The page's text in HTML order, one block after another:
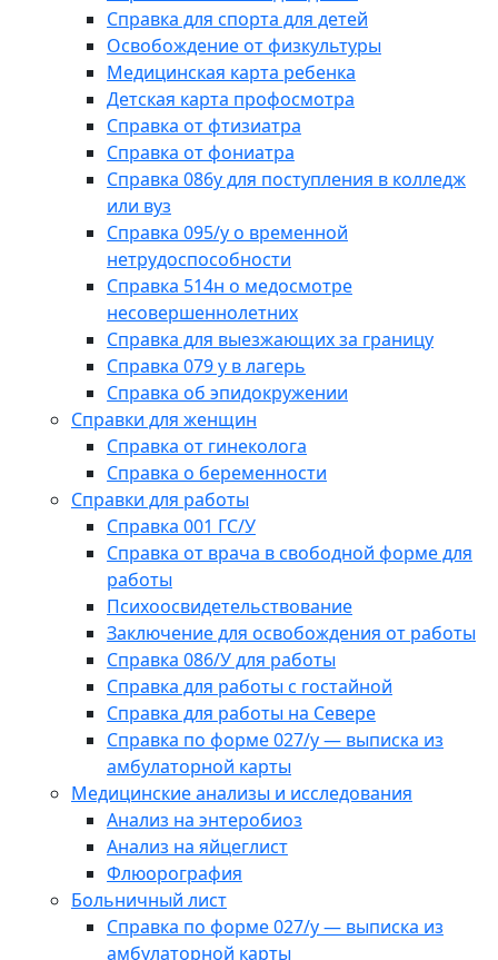
Справка для спорта для детей
Освобождение от физкультуры
Медицинская карта ребенка
Детская карта профосмотра
Справка от фтизиатра
Справка от фониатра
Справка 086у для поступления в колледж
или вуз
Справка 095/у о временной
нетрудоспособности
Справка 514н о медосмотре
несовершеннолетних
Справка для выезжающих за границу
Справка 079 у в лагерь
Справка об эпидокружении
Справки для женщин
Справка от гинеколога
Справка о беременности
Справки для работы
Справка 001 ГС/У
Справка от врача в свободной форме для
работы
Психоосвидетельствование
Заключение для освобождения от работы
Справка 086/У для работы
Справка для работы с гостайной
Справка для работы на Севере
Справка по форме 027/у — выписка из
амбулаторной карты
Медицинские анализы и исследования
Анализ на энтеробиоз
Анализ на яйцеглист
Флюорография
Больничный лист
Справка по форме 027/у — выписка из
амбулаторной карты